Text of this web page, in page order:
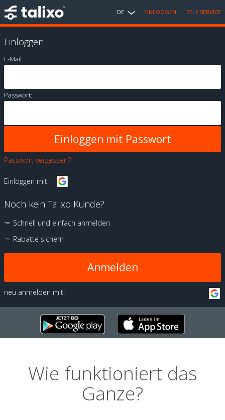
DE EINLOGGEN SELF SERVICE
Einloggen
E-Mail:
Passwort:
Passwort vergessen?
Einloggen mit:
Noch kein Talixo Kunde?
Schnell und einfach anmelden
Rabatte sichern
Anmelden
neu anmelden mit:
Wie funktioniert das
Ganze?